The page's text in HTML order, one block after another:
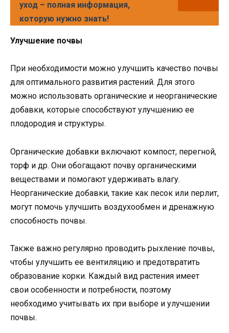
уход – полная информация,
которую нужно знать!
Улучшение почвы
При необходимости можно улучшить качество почвы
для оптимального развития растений. Для этого
можно использовать органические и неорганические
добавки, которые способствуют улучшению ее
плодородия и структуры.
Органические добавки включают компост, перегной,
торф и др. Они обогащают почву органическими
веществами и помогают удерживать влагу.
Неорганические добавки, такие как песок или перлит,
могут помочь улучшить воздухообмен и дренажную
способность почвы.
Также важно регулярно проводить рыхление почвы,
чтобы улучшить ее вентиляцию и предотвратить
образование корки. Каждый вид растения имеет
свои особенности и потребности, поэтому
необходимо учитывать их при выборе и улучшении
почвы.